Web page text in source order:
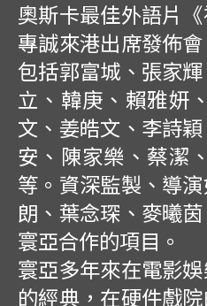
奧斯卡最佳外語片
專誠來港出席發佈
包括郭富城、張家
立、韓庚、賴雅妍
文、姜皓文、李詩
安、陳家樂、蔡潔
等。資深監製、導
朗、葉念琛、麥曦
寰亞合作的項目。
寰亞多年來在電影
的經典，在硬件戲